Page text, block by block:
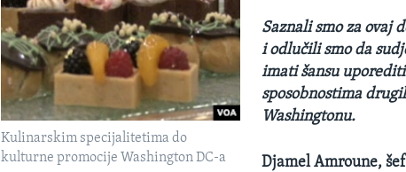
Kulinarskim specijalitetima do
kulturne promocije Washington DC-a
Saznali smo za ovaj
i odlučili smo da
imati šansu uporediti
sposobnostima
Washingtonu.
Djamel Amroune,